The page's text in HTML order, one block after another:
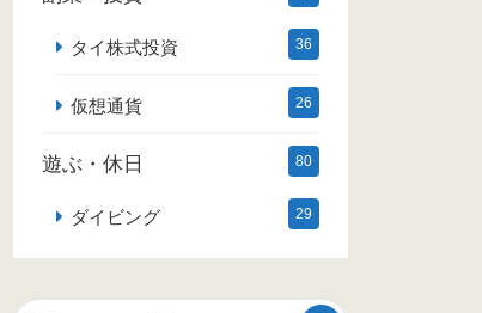
タイ株式投資 36
仮想通貨 26
遊ぶ・休日 80
ダイビング 29